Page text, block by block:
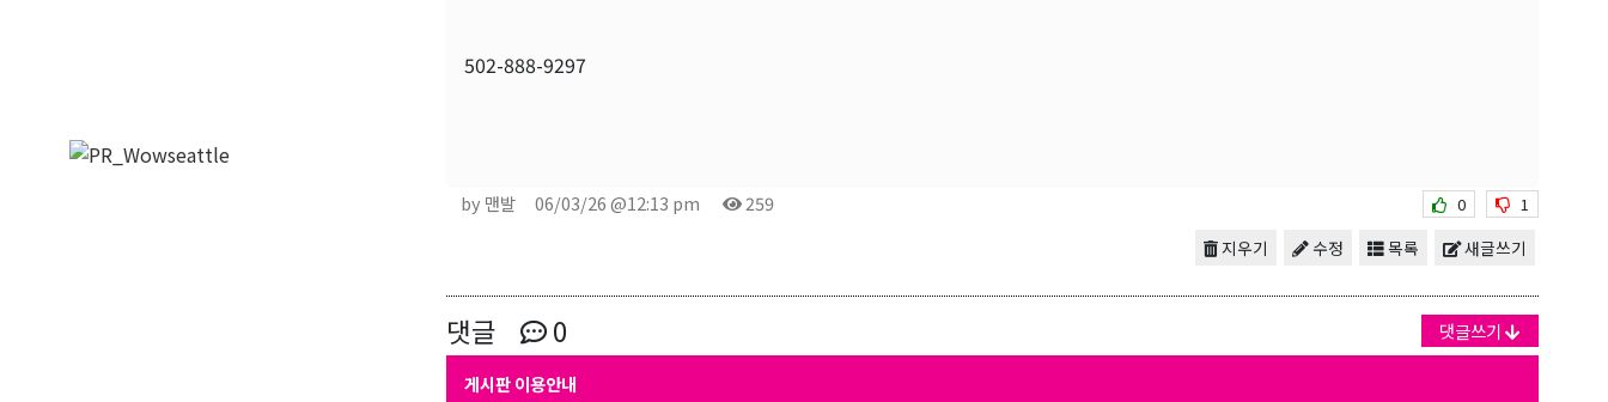
502-888-9297
by 맨발 06/03/26 @12:13 pm 259 0 1
새글쓰기
목록
수정
지우기
댓글 0 댓글쓰기
게시판 이용안내